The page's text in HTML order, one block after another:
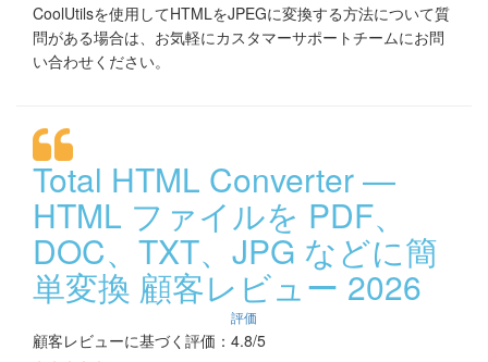
CoolUtilsを使用してHTMLをJPEGに変換する方法について質
問がある場合は、お気軽にカスタマーサポートチームにお問
い合わせください。
Total HTML Converter —
HTML ファイルを PDF、
DOC、TXT、JPG などに簡
単変換 顧客レビュー 2026
評価
顧客レビューに基づく評価：4.8/5